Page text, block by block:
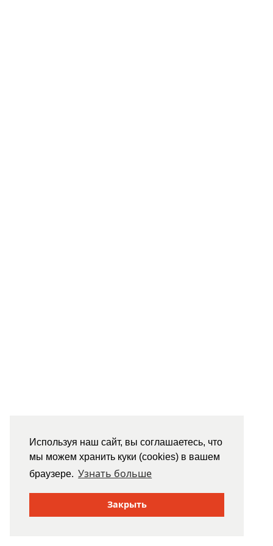
Используя наш сайт, вы соглашаетесь, что
мы можем хранить куки (cookies) в вашем
браузере. Узнать больше
Закрыть